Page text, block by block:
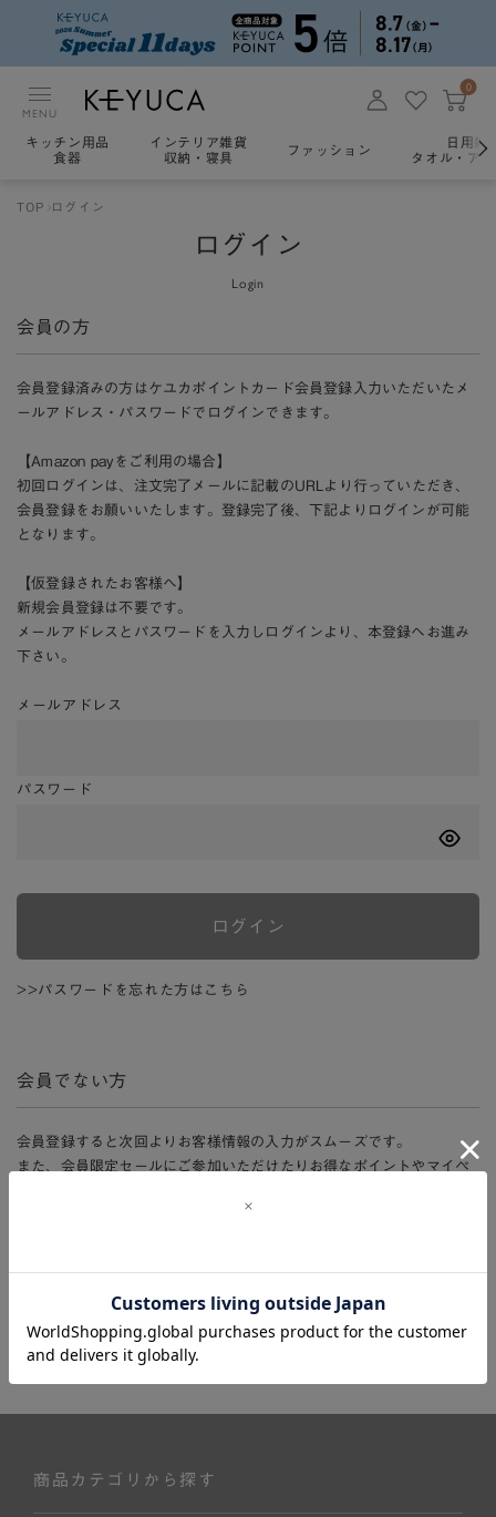
MENU
0
キッチン用品
食器
インテリア雑貨
収納・寝具
ファッション
日用雑
タオル・ア
TOP ログイン
ログイン
Login
会員の方
会員登録済みの方はケユカポイントカード会員登録入力いただいたメ
ールアドレス・パスワードでログインできます。
【Amazon payをご利用の場合】
初回ログインは、注文完了メールに記載のURLより行っていただき、
会員登録をお願いいたします。登録完了後、下記よりログインが可能
となります。
【仮登録されたお客様へ】
新規会員登録は不要です。
メールアドレスとパスワードを入力しログインより、本登録へお進み
下さい。
メールアドレス
パスワード
ログイン
>>パスワードを忘れた方はこちら
会員でない方
会員登録すると次回よりお客様情報の入力がスムーズです。
また、会員限定セールにご参加いただけたりお得なポイントやマイペ
新規会員登録
商品カテゴリから探す